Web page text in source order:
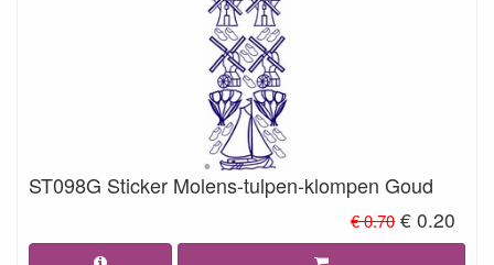
ST098G Sticker Molens-tulpen-klompen Goud
€ 0.70 € 0.20